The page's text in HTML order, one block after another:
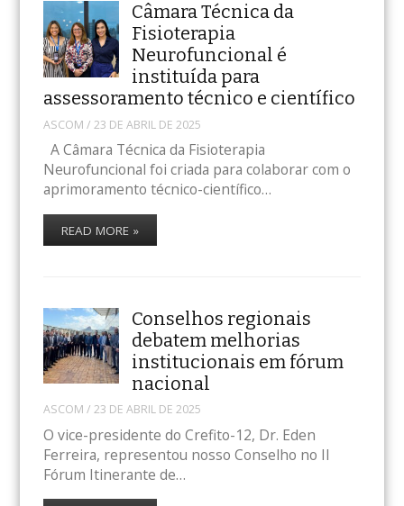
Câmara Técnica da
Fisioterapia
Neurofuncional é
instituída para
assessoramento técnico e científico
ASCOM / 23 DE ABRIL DE 2025
A Câmara Técnica da Fisioterapia
Neurofuncional foi criada para colaborar com o
aprimoramento técnico-científico…
READ MORE »
Conselhos regionais
debatem melhorias
institucionais em fórum
nacional
ASCOM / 23 DE ABRIL DE 2025
O vice-presidente do Crefito-12, Dr. Eden
Ferreira, representou nosso Conselho no II
Fórum Itinerante de…